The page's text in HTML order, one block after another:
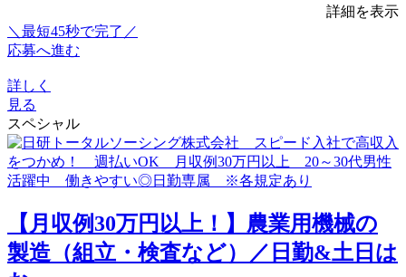
詳細を表示
＼最短45秒で完了／
応募へ進む
詳しく
見る
スペシャル
【月収例30万円以上！】農業用機械の
製造（組立・検査など）／日勤&土日は